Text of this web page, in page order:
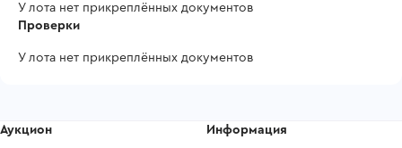
У лота нет прикреплённых документов
Проверки
У лота нет прикреплённых документов
Аукцион Информация